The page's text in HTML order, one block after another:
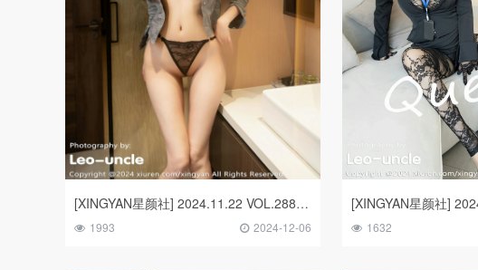
[XINGYAN星颜社] 2024.11.22 VOL.288 Erikaki
1993 2024-12-06 1632